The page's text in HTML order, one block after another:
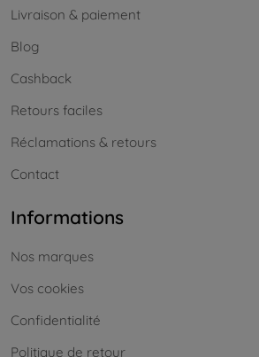
Livraison & paiement
Blog
Cashback
Retours faciles
Réclamations & retours
Contact
Informations
Nos marques
Vos cookies
Confidentialité
Politique de retour